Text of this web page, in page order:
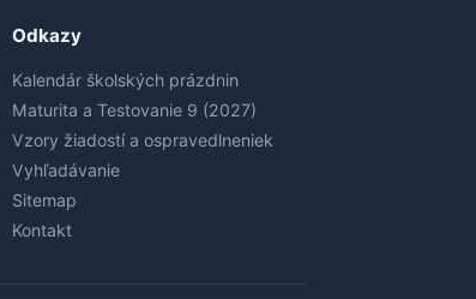
Odkazy
Kalendár školských prázdnin
Maturita a Testovanie 9 (2027)
Vzory žiadostí a ospravedlneniek
Vyhľadávanie
Sitemap
Kontakt